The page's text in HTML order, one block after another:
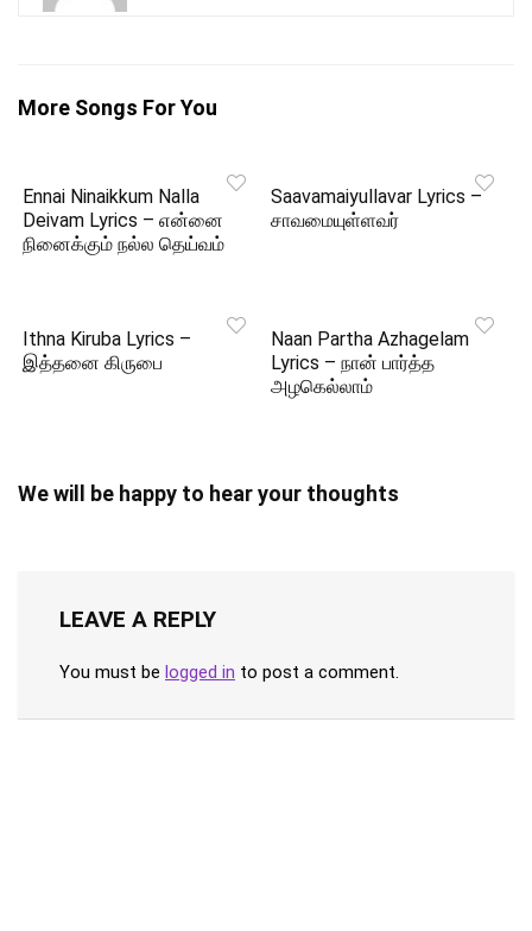
More Songs For You
Ennai Ninaikkum Nalla
Deivam Lyrics – என்னை
நினைக்கும் நல்ல தெய்வம்
Saavamaiyullavar Lyrics –
சாவமையுள்ளவர்
Ithna Kiruba Lyrics –
இத்தனை கிருபை
Naan Partha Azhagelam
Lyrics – நான் பார்த்த
அழகெல்லாம்
We will be happy to hear your thoughts
LEAVE A REPLY
You must be logged in to post a comment.